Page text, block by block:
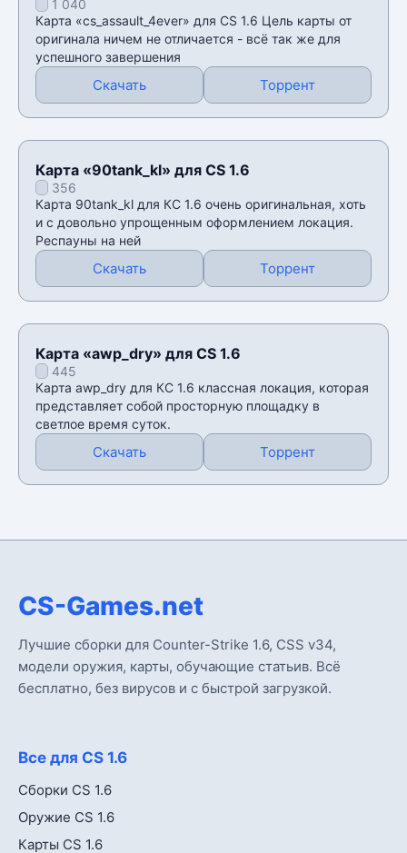
1 040
Карта «cs_assault_4ever» для CS 1.6 Цель карты от
оригинала ничем не отличается - всё так же для
успешного завершения
Скачать Торрент
Карта «90tank_kl» для CS 1.6
356
Карта 90tank_kl для КС 1.6 очень оригинальная, хоть
и с довольно упрощенным оформлением локация.
Респауны на ней
Скачать Торрент
Карта «awp_dry» для CS 1.6
445
Карта awp_dry для КС 1.6 классная локация, которая
представляет собой просторную площадку в
светлое время суток.
Скачать Торрент
CS-Games.net
Лучшие сборки для Counter-Strike 1.6, CSS v34,
модели оружия, карты, обучающие статьив. Всё
бесплатно, без вирусов и с быстрой загрузкой.
Все для CS 1.6
Сборки CS 1.6
Оружие CS 1.6
Карты CS 1.6